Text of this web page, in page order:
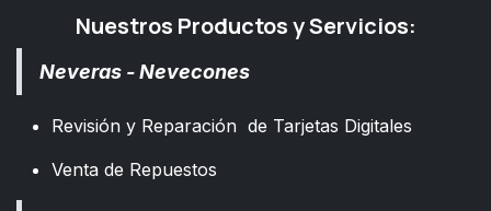
Nuestros Productos y Servicios:
Neveras - Nevecones
Revisión y Reparación de Tarjetas Digitales
Venta de Repuestos